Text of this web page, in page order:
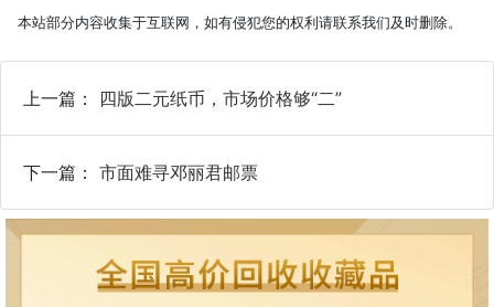
本站部分内容收集于互联网，如有侵犯您的权利请联系我们及时删除。
上一篇： 四版二元纸币，市场价格够“二”
下一篇： 市面难寻邓丽君邮票